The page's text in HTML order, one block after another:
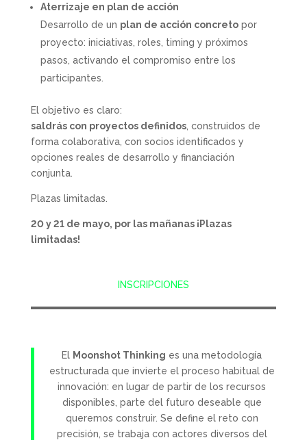
Aterrizaje en plan de acción
Desarrollo de un plan de acción concretopor
proyecto: iniciativas, roles, timing y próximos
pasos, activando el compromiso entre los
participantes.
El objetivo es claro:
saldrás con proyectos definidos, construidos de
forma colaborativa, con socios identificados y
opciones reales de desarrollo y financiación
conjunta.
Plazas limitadas.
20 y 21 de mayo, por las mañanas ¡Plazas
limitadas!
INSCRIPCIONES
El Moonshot Thinking es una metodología
estructurada que invierte el proceso habitual de
innovación: en lugar de partir de los recursos
disponibles, parte del futuro deseable que
queremos construir. Se define el reto con
precisión, se trabaja con actores diversos del